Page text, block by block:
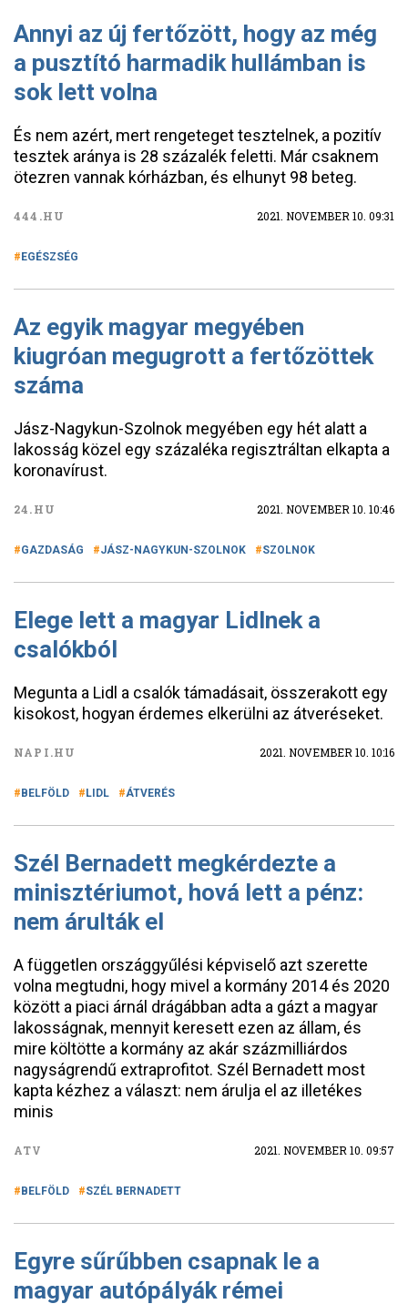
Annyi az új fertőzött, hogy az még
a pusztító harmadik hullámban is
sok lett volna
És nem azért, mert rengeteget tesztelnek, a pozitív
tesztek aránya is 28 százalék feletti. Már csaknem
ötezren vannak kórházban, és elhunyt 98 beteg.
444.HU 2021. NOVEMBER 10. 09:31
EGÉSZSÉG
Az egyik magyar megyében
kiugróan megugrott a fertőzöttek
száma
Jász-Nagykun-Szolnok megyében egy hét alatt a
lakosság közel egy százaléka regisztráltan elkapta a
koronavírust.
24.HU 2021. NOVEMBER 10. 10:46
GAZDASÁG JÁSZ-NAGYKUN-SZOLNOK SZOLNOK
Elege lett a magyar Lidlnek a
csalókból
Megunta a Lidl a csalók támadásait, összerakott egy
kisokost, hogyan érdemes elkerülni az átveréseket.
NAPI.HU 2021. NOVEMBER 10. 10:16
BELFÖLD LIDL ÁTVERÉS
Szél Bernadett megkérdezte a
minisztériumot, hová lett a pénz:
nem árulták el
A független országgyűlési képviselő azt szerette
volna megtudni, hogy mivel a kormány 2014 és 2020
között a piaci árnál drágábban adta a gázt a magyar
lakosságnak, mennyit keresett ezen az állam, és
mire költötte a kormány az akár százmilliárdos
nagyságrendű extraprofitot. Szél Bernadett most
kapta kézhez a választ: nem árulja el az illetékes
minis
ATV 2021. NOVEMBER 10. 09:57
BELFÖLD SZÉL BERNADETT
Egyre sűrűbben csapnak le a
magyar autópályák rémei